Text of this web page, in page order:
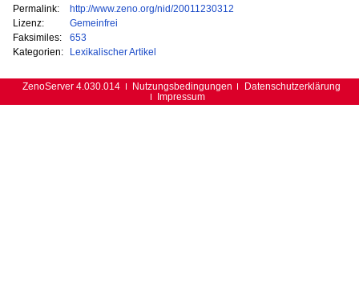
Permalink:
http://www.zeno.org/nid/20011230312
Lizenz:
Gemeinfrei
Faksimiles:
653
Kategorien:
Lexikalischer Artikel
ZenoServer 4.030.014 Nutzungsbedingungen
Datenschutzerklärung
Impressum